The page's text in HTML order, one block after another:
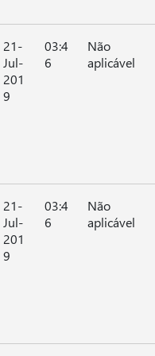
21-
Jul-
201
9
03:4
6
Não
aplicável
21-
Jul-
201
9
03:4
6
Não
aplicável